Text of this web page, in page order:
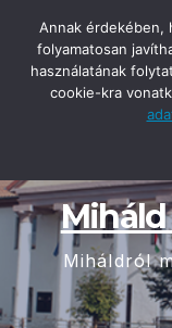
content
Miháld
Miháldról
Annak érdekében,
folyamatosan
használatának
cookie-kra